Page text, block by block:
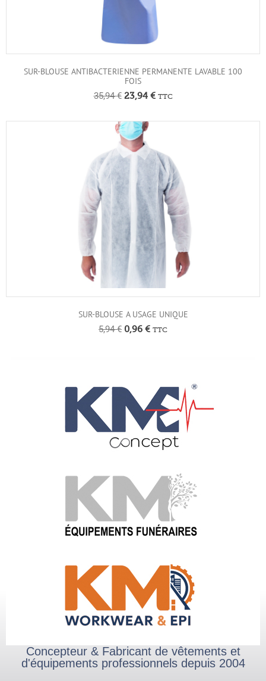
SUR-BLOUSE ANTIBACTERIENNE PERMANENTE LAVABLE 100
FOIS
35,94€ 23,94 € TTC
SUR-BLOUSE A USAGE UNIQUE
5,94€ 0,96 € TTC
Concepteur & Fabricant de vêtements et
d'équipements professionnels depuis 2004